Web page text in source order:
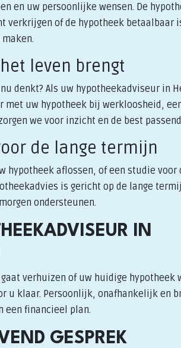
en uw persoonlijke wensen. De
verkrijgen of de hypotheek
leven brengt
denkt? Als uw hypotheekadviseur in
met uw hypotheek bij werkloosheid,
we voor inzicht en de best
de lange termijn
hypotheek aflossen, of een studie
is gericht op de lange
ondersteunen.
IN
verhuizen of uw huidige hypotheek
u klaar. Persoonlijk, onafhankelijk en
een financieel plan.
GESPREK